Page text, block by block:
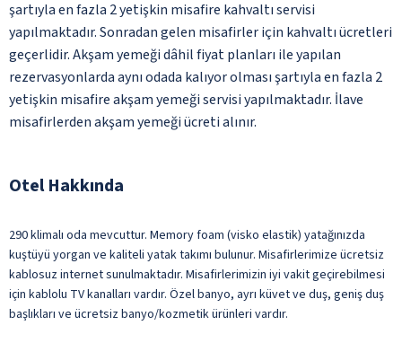
şartıyla en fazla 2 yetişkin misafire kahvaltı servisi
yapılmaktadır. Sonradan gelen misafirler için kahvaltı ücretleri
geçerlidir. Akşam yemeği dâhil fiyat planları ile yapılan
rezervasyonlarda aynı odada kalıyor olması şartıyla en fazla 2
yetişkin misafire akşam yemeği servisi yapılmaktadır. İlave
misafirlerden akşam yemeği ücreti alınır.
Otel Hakkında
290 klimalı oda mevcuttur. Memory foam (visko elastik) yatağınızda
kuştüyü yorgan ve kaliteli yatak takımı bulunur. Misafirlerimize ücretsiz
kablosuz internet sunulmaktadır. Misafirlerimizin iyi vakit geçirebilmesi
için kablolu TV kanalları vardır. Özel banyo, ayrı küvet ve duş, geniş duş
başlıkları ve ücretsiz banyo/kozmetik ürünleri vardır.